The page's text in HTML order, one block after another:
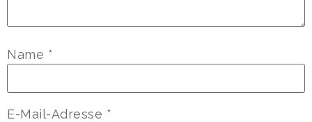
Name *
E-Mail-Adresse *